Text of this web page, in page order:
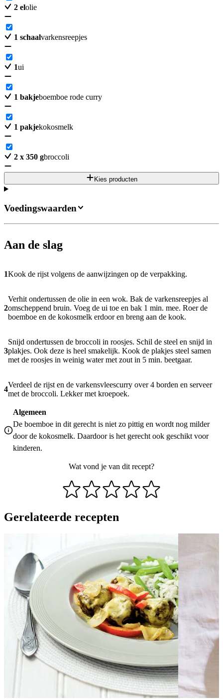
2 elolie
1 schaalvarkensreepjes
1ui
1 bakjeboemboe rode curry
1 pakjekokosmelk
2 x 350 gbroccoli
Kies producten
Aan de slag
1Kook de rijst volgens de aanwijzingen op de verpakking.
2
Verhit ondertussen de olie in een wok. Bak de varkensreepjes al
omscheppend bruin. Voeg de ui toe en bak 1 min. mee. Roer de
boemboe en de kokosmelk erdoor en breng aan de kook.
3
Snijd ondertussen de broccoli in roosjes. Schil de steel en snijd in
plakjes. Ook deze is heel smakelijk. Kook de plakjes steel samen
met de roosjes in weinig water met zout in 5 min. beetgaar.
4
Verdeel de rijst en de varkensvleescurry over 4 borden en serveer
met de broccoli. Lekker met kroepoek.
Algemeen
De boemboe in dit gerecht is niet zo pittig en wordt nog milder
door de kokosmelk. Daardoor is het gerecht ook geschikt voor
kinderen.
Wat vond je van dit recept?
Voedingswaarden
Gerelateerde recepten